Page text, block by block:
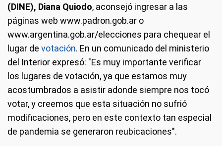
(DINE), Diana Quiodo, aconsejó ingresar a las
páginas web www.padron.gob.ar o
www.argentina.gob.ar/elecciones para chequear el
lugar de votación. En un comunicado del ministerio
del Interior expresó: "Es muy importante verificar
los lugares de votación, ya que estamos muy
acostumbrados a asistir adonde siempre nos tocó
votar, y creemos que esta situación no sufrió
modificaciones, pero en este contexto tan especial
de pandemia se generaron reubicaciones".